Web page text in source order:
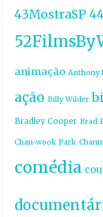
43MostraSP
animação Anthony
ação Billy Wilder
Bradley Cooper Brad
Chan-wook Park
comédia